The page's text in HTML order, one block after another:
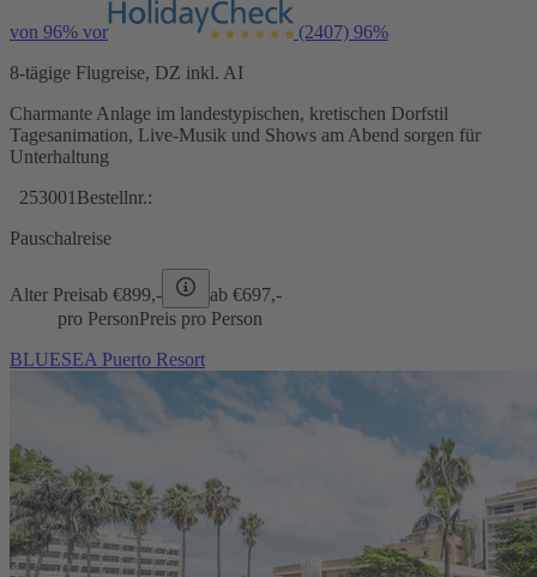
von 96% vor (2407) 96%
8-tägige Flugreise, DZ inkl. AI
Charmante Anlage im landestypischen, kretischen Dorfstil
Tagesanimation, Live-Musik und Shows am Abend sorgen für
Unterhaltung
253001 Bestellnr.:
Pauschalreise
Alter Preisab €899,- ab €697,-
pro PersonPreis pro Person
BLUESEA Puerto Resort